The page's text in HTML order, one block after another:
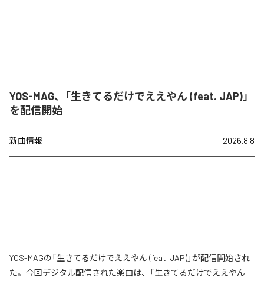
YOS-MAG、「生きてるだけでええやん (feat. JAP)」
を配信開始
新曲情報 2026.8.8
YOS-MAGの「生きてるだけでええやん (feat. JAP)」が配信開始され
た。今回デジタル配信された楽曲は、「生きてるだけでええやん